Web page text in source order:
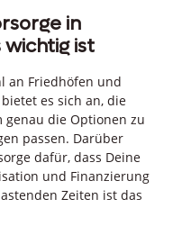
in
wichtig ist
an Friedhöfen und
es sich an, die
genau die Optionen zu
passen. Darüber
dafür, dass Deine
und Finanzierung
Zeiten ist das